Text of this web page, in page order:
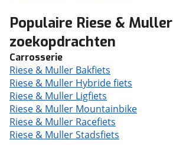
Populaire Riese & Muller
zoekopdrachten
Carrosserie
Riese & Muller Bakfiets
Riese & Muller Hybride fiets
Riese & Muller Ligfiets
Riese & Muller Mountainbike
Riese & Muller Racefiets
Riese & Muller Stadsfiets